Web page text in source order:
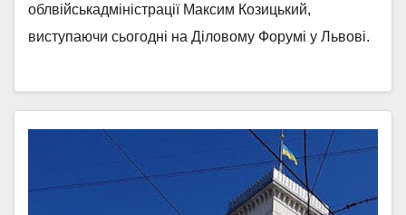
облвійськадміністрації Максим Козицький,
виступаючи сьогодні на Діловому Форумі у Львові.